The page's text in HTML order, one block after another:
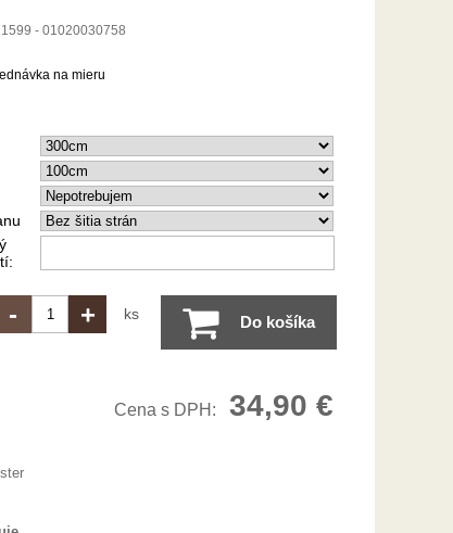
- 01020030758
na mieru
- + ks Do košíka
Cena s DPH: 34,90 €